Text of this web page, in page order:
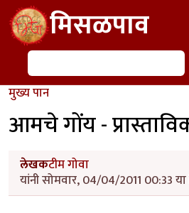
Skip to main contentमिसळपाव
शोध
मुख्य पान
आमचे गोंय -
लेखकटीम गोवा
यांनी सोमवार, 04/04/2011 00:33